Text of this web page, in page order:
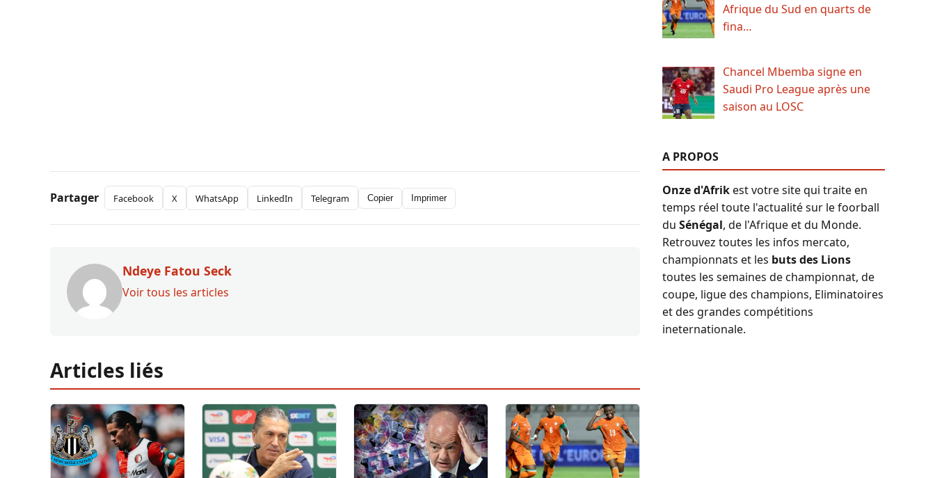
Partager Facebook X WhatsApp LinkedIn Telegram Copier Imprimer
Ndeye Fatou Seck
Voir tous les articles
Articles liés
Afrique du Sud en quarts de
fina…
Chancel Mbemba signe en
Saudi Pro League après une
saison au LOSC
A PROPOS
Onze d'Afrikest votre site qui traite en
temps réel toute l'actualité sur le foorball
du Sénégal, de l'Afrique et du Monde.
Retrouvez toutes les infos mercato,
championnats et les buts des Lions
toutes les semaines de championnat, de
coupe, ligue des champions, Eliminatoires
et des grandes compétitions
ineternationale.